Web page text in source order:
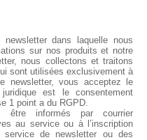
dans laquelle nous
sur nos produits et notre
nous collectons et traitons
sont utilisées exclusivement à
newsletter, vous acceptez le
est le consentement
1 point a du RGPD.
être informés par courrier
au service ou à l’inscription
de newsletter ou des